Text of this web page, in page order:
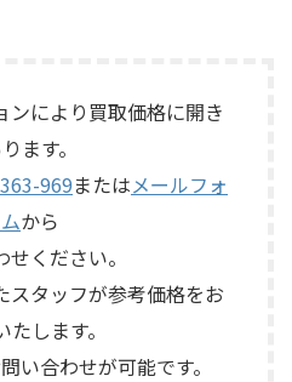
プのプリアンプで、左右チャン
替、ボリューム、バランス、
位相切替、バランス出力、フ
ォノカードやバランス入力カ
ードの有無、電源部の状態、
接続ケーブル、外観コンディシ
ョン、取扱説明書など付属品の
有無を確認しながら査定いた
しました。 買取商品：Mark
Levinson N ...
ンにより買取価格に開き
ます。
969またはメールフォ
から
ください。
スタッフが参考価格をお
します。
い合わせが可能です。